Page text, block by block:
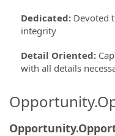
Dedicated: Devoted
integrity
Detail Oriented:
with all details